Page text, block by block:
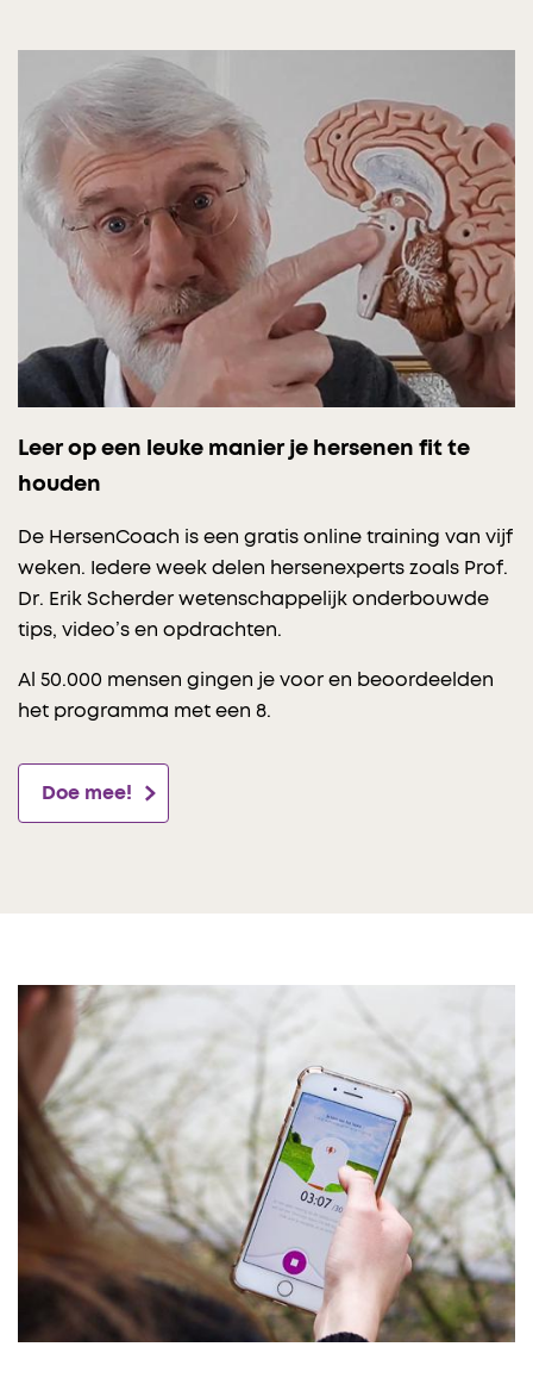
Leer op een leuke manier je hersenen fit te
houden
De HersenCoach is een gratis online training van vijf
weken. Iedere week delen hersenexperts zoals Prof.
Dr. Erik Scherder wetenschappelijk onderbouwde
tips, video’s en opdrachten.
Al 50.000 mensen gingen je voor en beoordeelden
het programma met een 8.
Doe mee!